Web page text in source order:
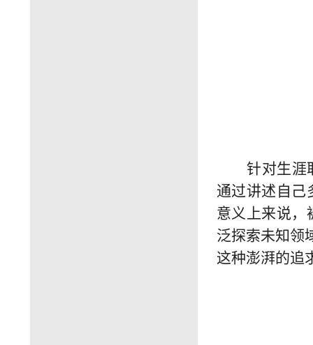
针对生涯
通过讲述自己
意义上来说，
泛探索未知领
这种澎湃的追